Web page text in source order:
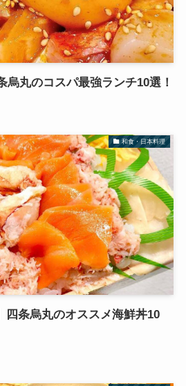
烏丸のコスパ最強ランチ10選！
和食・日本料理
四条烏丸のオススメ海鮮丼10